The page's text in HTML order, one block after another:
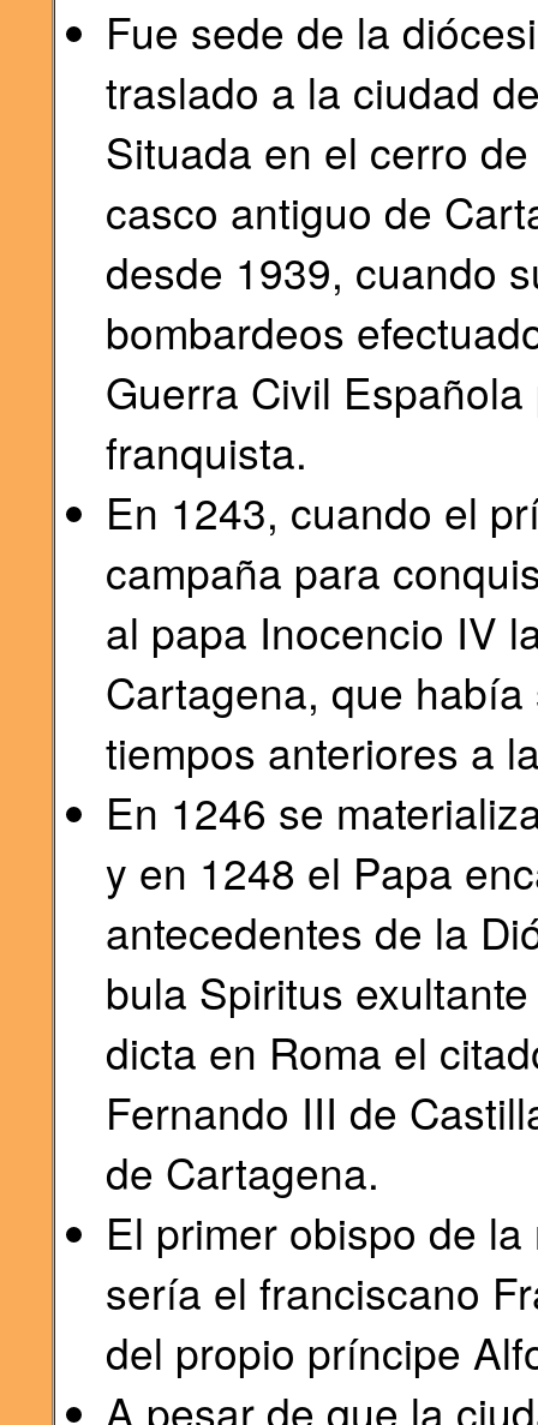
Fue sede de la
traslado a la ciudad
Situada en el cerro
casco antiguo de
desde 1939, cuando
bombardeos
Guerra Civil
franquista.
En 1243, cuando el
campaña para
al papa Inocencio IV
Cartagena, que
tiempos anteriores a
En 1246 se
y en 1248 el Papa
antecedentes de la
bula Spiritus
dicta en Roma el
Fernando III de
de Cartagena.
El primer obispo de
sería el franciscano
del propio príncipe
A pesar de que la